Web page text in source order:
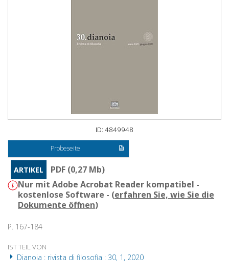
ID: 4849948
Probeseite
ARTIKEL
PDF (0,27 Mb)
Nur mit Adobe Acrobat Reader kompatibel -
kostenlose Software - (erfahren Sie, wie Sie die
Dokumente öffnen)
P. 167-184
IST TEIL VON
Dianoia : rivista di filosofia : 30, 1, 2020